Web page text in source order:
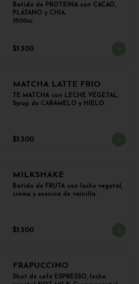
Batido de PROTEINA con CACAO,
PLÁTANO y CHIA.
3500cc
$3.500
MATCHA LATTE FRIO
TÉ MATCHA con LECHE VEGETAL,
Syrup de CARAMELO y HIELO.
$3.500
MILKSHAKE
Batido de FRUTA con leche vegetal,
crema y esencia de vainilla.
$3.500
FRAPUCCINO
Shot de café ESPRESSO, leche